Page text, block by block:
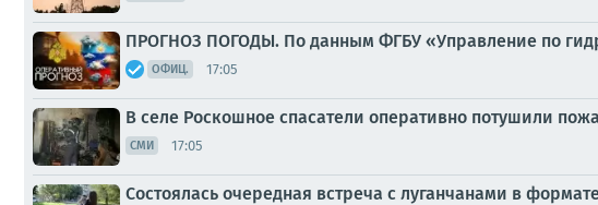
ПРОГНОЗ ПОГОДЫ. По данным ФГБУ «Управление по
ОФИЦ. 17:05
В селе Роскошное спасатели оперативно потушили
СМИ 17:05
Состоялась очередная встреча с луганчанами в